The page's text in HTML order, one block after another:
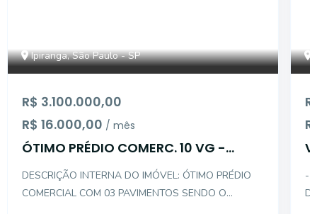
Ipiranga, São Paulo - SP
R$ 3.100.000,00
R$ 16.000,00 / mês
ÓTIMO PRÉDIO COMERC. 10 VG -
DESCRIÇÃO INTERNA DO IMÓVEL: ÓTIMO PRÉDIO
COMERCIAL COM 03 PAVIMENTOS SENDO O
-